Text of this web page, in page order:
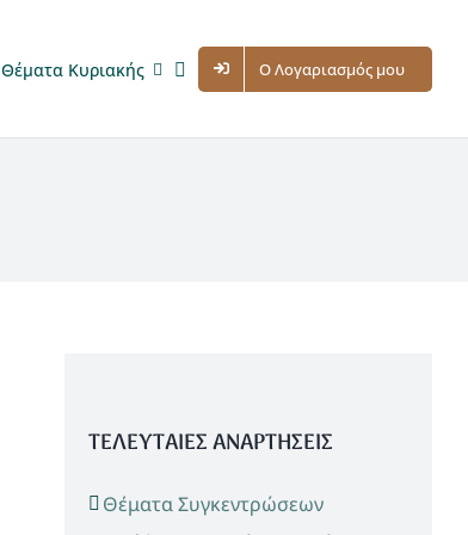
Θέματα Κυριακής Ο Λογαριασμός μου
ΤΕΛΕΥΤΑΙΕΣ ΑΝΑΡΤΗΣΕΙΣ
Θέματα Συγκεντρώσεων